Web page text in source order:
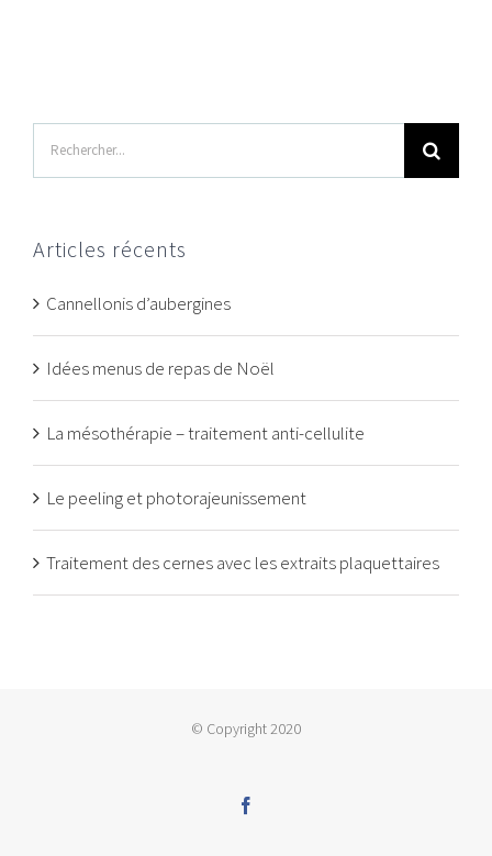
Rechercher
Articles récents
Cannellonis d’aubergines
Idées menus de repas de Noël
La mésothérapie – traitement anti-cellulite
Le peeling et photorajeunissement
Traitement des cernes avec les extraits plaquettaires
© Copyright 2020